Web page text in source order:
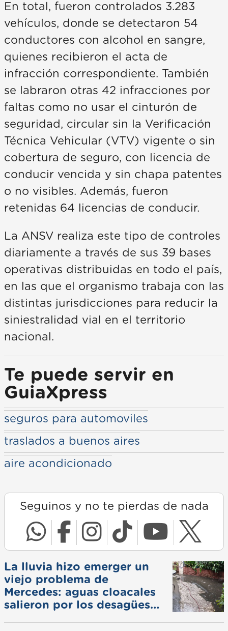
En total, fueron controlados 3.283
vehículos, donde se detectaron 54
conductores con alcohol en sangre,
quienes recibieron el acta de
infracción correspondiente. También
se labraron otras 42 infracciones por
faltas como no usar el cinturón de
seguridad, circular sin la Verificación
Técnica Vehicular (VTV) vigente o sin
cobertura de seguro, con licencia de
conducir vencida y sin chapa patentes
o no visibles. Además, fueron
retenidas 64 licencias de conducir.
La ANSV realiza este tipo de controles
diariamente a través de sus 39 bases
operativas distribuidas en todo el país,
en las que el organismo trabaja con las
distintas jurisdicciones para reducir la
siniestralidad vial en el territorio
nacional.
Te puede servir en
GuiaXpress
seguros para automoviles
traslados a buenos aires
aire acondicionado
Seguinos y no te pierdas de nada
La lluvia hizo emerger un
viejo problema de
Mercedes: aguas cloacales
salieron por los desagües